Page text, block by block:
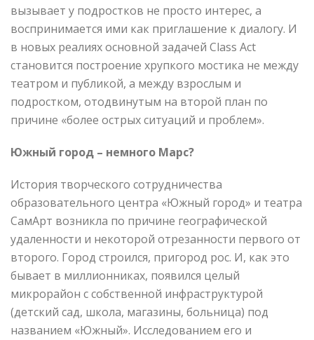
вызывает у подростков не просто интерес, а
воспринимается ими как приглашение к диалогу. И
в новых реалиях основной задачей Class Act
становится построение хрупкого мостика не между
театром и публикой, а между взрослым и
подростком, отодвинутым на второй план по
причине «более острых ситуаций и проблем».
Южный город – немного Марс?
История творческого сотрудничества
образовательного центра «Южный город» и театра
СамАрт возникла по причине географической
удаленности и некоторой отрезанности первого от
второго. Город строился, пригород рос. И, как это
бывает в миллионниках, появился целый
микрорайон с собственной инфраструктурой
(детский сад, школа, магазины, больница) под
названием «Южный». Исследованием его и